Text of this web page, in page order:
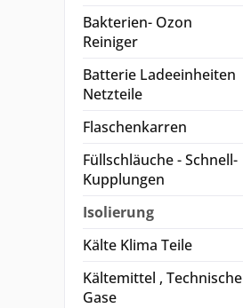
Bakterien- Ozon
Reiniger
Batterie Ladeeinheiten
Netzteile
Flaschenkarren
Füllschläuche - Schnell-
Kupplungen
Isolierung
Kälte Klima Teile
Kältemittel , Technische
Gase